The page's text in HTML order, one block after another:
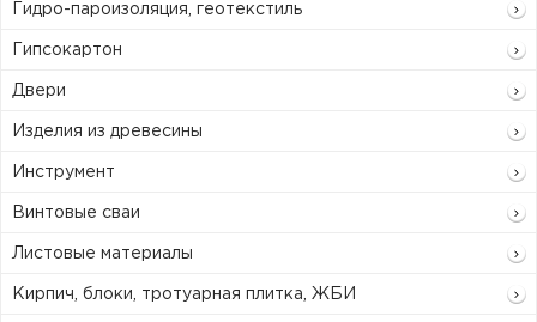
Гидро-пароизоляция, геотекстиль
Гипсокартон
Двери
Изделия из древесины
Инструмент
Винтовые сваи
Листовые материалы
Кирпич, блоки, тротуарная плитка, ЖБИ